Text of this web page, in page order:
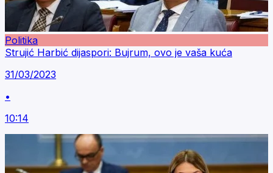
Politika
Strujić Harbić dijaspori: Bujrum, ovo je vaša kuća
31/03/2023
•
10:14